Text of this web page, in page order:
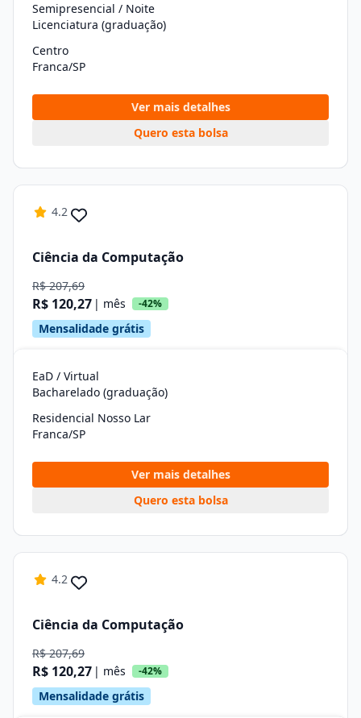
Semipresencial / Noite
Licenciatura (graduação)
Centro
Franca/SP
Ver mais detalhes
Quero esta bolsa
4.2
Ciência da Computação
R$ 207,69
R$ 120,27 | mês -42%
Mensalidade grátis
EaD / Virtual
Bacharelado (graduação)
Residencial Nosso Lar
Franca/SP
Ver mais detalhes
Quero esta bolsa
4.2
Ciência da Computação
R$ 207,69
R$ 120,27 | mês -42%
Mensalidade grátis